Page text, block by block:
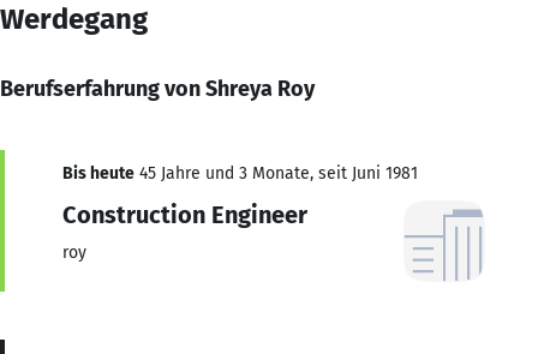
Werdegang
Berufserfahrung von Shreya Roy
Bis heute 45 Jahre und 3 Monate, seit Juni 1981
Construction Engineer
roy